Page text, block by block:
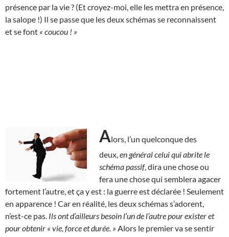
présence par la vie ? (Et croyez-moi, elle les mettra en présence,
la salope !) Il se passe que les deux schémas se reconnaissent
et se font « coucou ! »
Alors, l’un quelconque des
deux, en général celui qui abrite le
schéma passif, dira une chose ou
fera une chose qui semblera agacer
fortement l’autre, et ça y est : la guerre est déclarée ! Seulement
en apparence ! Car en réalité, les deux schémas s’adorent,
n’est-ce pas. Ils ont d’ailleurs besoin l’un de l’autre pour exister et
pour obtenir « vie, force et durée. » Alors le premier va se sentir